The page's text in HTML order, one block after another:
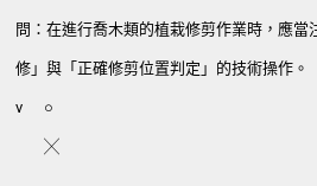
問：在進行喬木類的植栽修剪作業時，應
修」與「正確修剪位置判定」的技術操作。
v ○
╳